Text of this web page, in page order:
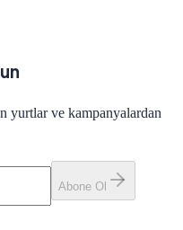
yurtlar ve kampanyalardan
Abone Ol